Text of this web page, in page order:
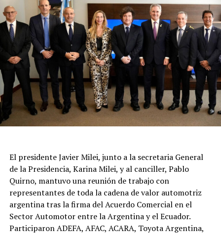
El presidente Javier Milei, junto a la secretaria General
de la Presidencia, Karina Milei, y al canciller, Pablo
Quirno, mantuvo una reunión de trabajo con
representantes de toda la cadena de valor automotriz
argentina tras la firma del Acuerdo Comercial en el
Sector Automotor entre la Argentina y el Ecuador.
Participaron ADEFA, AFAC, ACARA, Toyota Argentina,